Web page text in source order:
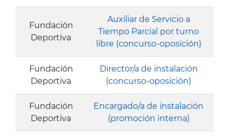
Fundación
Deportiva
Auxiliar de Servicio a
Tiempo Parcial por turno
libre (concurso-oposición)
Fundación
Deportiva
Director/a de instalación
(concurso-oposición)
Fundación
Deportiva
Encargado/a de instalación
(promoción interna)